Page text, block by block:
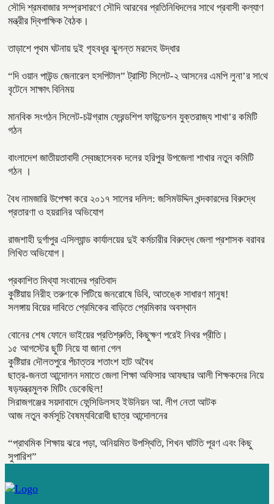
সৌদি শ্রমবাজার সম্প্রসারণে সৌদি আরবের প্রতিনিধিদলের সাথে প্রবাসী কল্যাণ
মন্ত্রীর দ্বিপাক্ষিক বৈঠক।
তাড়াশে পৃথম ঘটনায় দুই গৃহবধূর ঝুলন্ত মরদেহ উদ্ধার
“দি ওয়ান পাউন্ড জেনারেল হসপিটাল” ট্রাস্টি সিলেট-২ আসনের এমপি লুনা’র সা‌থে
বৃটেনে সাক্ষাৎ বিনিময়
মানবিক সংগঠন সিলেট-চট্টগ্রাম ফ্রেন্ডশিপ ফাউন্ডেশন যুক্তরাজ্য শাখা’র কমিটি
গঠন
বাংলাদেশ জাতীয়তাবাদী স্বেচ্ছাসেবক দলের হরিপুর উপজেলা শাখার নতুন কমিটি
গঠন ।
বৈধ নামজারি উপেক্ষা করে ২০১৭ সালের দলিল: জসিমউদ্দিন খন্দকারদের বিরুদ্ধে
প্রতারণা ও হয়রানির অভিযোগ
রাজশাহী দুর্গাপুর এসিল্যান্ড কার্যালয়ের দুই কর্মচারীর বিরুদ্ধে জেলা প্রশাসক বরাবর
লিখিত অভিযোগ।
প্রকাশিত মিথ্যা সংবাদের প্রতিবাদ
কুষ্টিয়ায় নিরীহ তরুণকে পিটিয়ে জনরোষে ডিবি, আতঙ্কে সাধারণ মানুষ!
সলঙ্গায় বিয়ের দাবিতে প্রেমিকের বাড়িতে প্রেমিকার অবস্থান
বোনের শেষ ফোনে ভাইয়ের প্রতিশ্রুতি, কিছুক্ষণ পরেই নিথর প্রীতি।
১৫ আগস্টের ছুটি নিয়ে যা জানা গেল
কুষ্টিয়ার দৌলতপুরে পঁচাত্তর শতাংশ হাট অবৈধ
ছাত্র-জনতা আন্দোলন দমাতে জেলা শিক্ষা অফিসার আফছার আলী শিক্ষকদের নিয়ে
ষড়যন্ত্রমুলক মিটিং ডেকেছিল!
সিরাজগঞ্জের সয়দাবাদে ফেন্সিডিলসহ ইউনিয়ন আ. লীগ নেতা আটক
আজ নতুন কর্মসূচি বৈষম্যবিরোধী ছাত্র আন্দোলনের
“প্রাথমিক শিক্ষায় ঝরে পড়া, অনিয়মিত উপস্থিতি, শিখন ঘাটতি পূরণ এবং কিছু
সুপারিশ”